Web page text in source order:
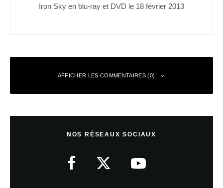
Iron Sky en blu-ray et DVD le 18 février 2013
AFFICHER LES COMMENTAIRES (0)
NOS RÉSEAUX SOCIAUX